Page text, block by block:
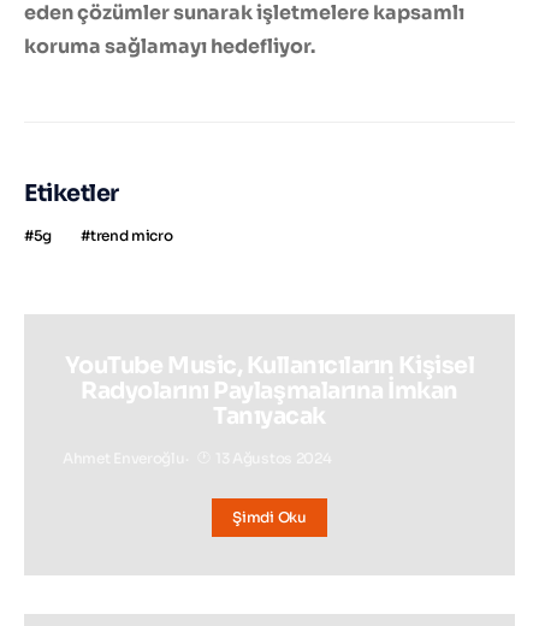
eden çözümler sunarak işletmelere kapsamlı
koruma sağlamayı hedefliyor.
Etiketler
5g trend micro
YouTube Music, Kullanıcıların Kişisel
Radyolarını Paylaşmalarına İmkan
Tanıyacak
Şimdi Oku